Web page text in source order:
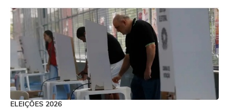
ELEIÇÕES 2026